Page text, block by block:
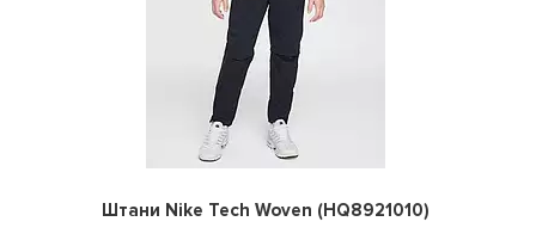
0
Штани Nike Tech Woven (HQ8921010)